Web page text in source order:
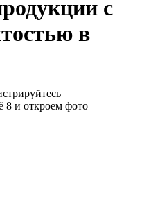
с
в
8 и откроем фото